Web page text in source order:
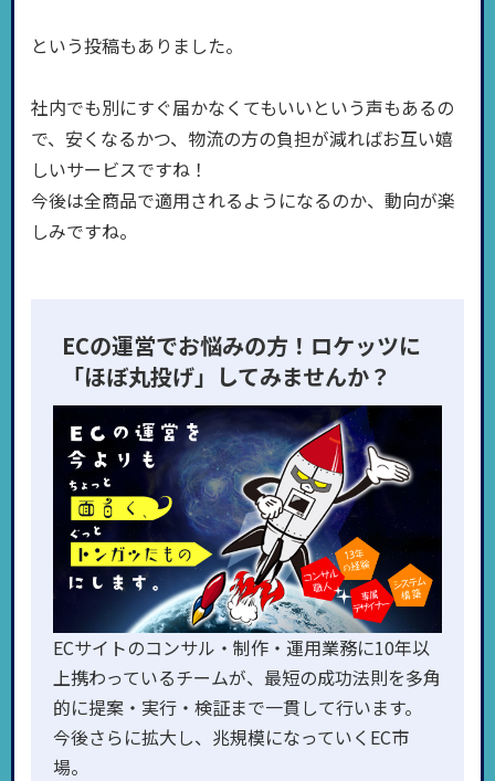
という投稿もありました。
社内でも別にすぐ届かなくてもいいという声もあるの
で、安くなるかつ、物流の方の負担が減ればお互い嬉
しいサービスですね！
今後は全商品で適用されるようになるのか、動向が楽
しみですね。
ECの運営でお悩みの方！ロケッツに
「ほぼ丸投げ」してみませんか？
ECサイトのコンサル・制作・運用業務に10年以
上携わっているチームが、最短の成功法則を多角
的に提案・実行・検証まで一貫して行います。
今後さらに拡大し、兆規模になっていくEC市
場。